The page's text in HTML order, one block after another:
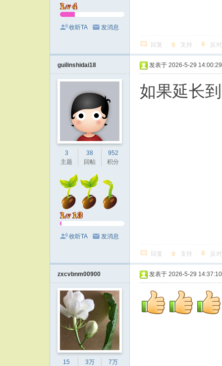
收听TA 发消息
回复 支持 反对
guilinshidai18
3
主题
38
回帖
952
积分
收听TA 发消息
发表于 2026-5-29 14:00:29
如果延长
回复 支持 反对
zxcvbnm00900
15
3万
7万
发表于 2026-5-29 14:37:10